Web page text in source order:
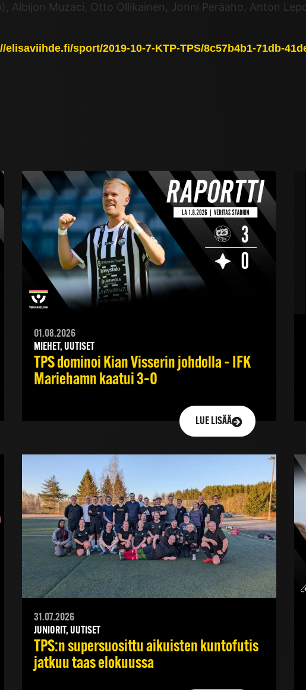
Albijon Muzaci, Otto Ollikainen, Jonni Peräaho, Anton
elisaviihde.fi/sport/2019-10-7-KTP-TPS/8c57b4b1-71db-
01.08.2026
MIEHET, UUTISET
TPS dominoi Kian Visserin johdolla – IFK
Mariehamn kaatui 3–0
LUE LISÄÄ
31.07.2026
JUNIORIT, UUTISET
TPS:n supersuosittu aikuisten kuntofutis
jatkuu taas elokuussa